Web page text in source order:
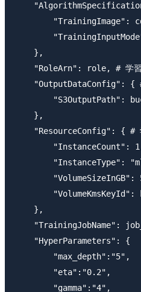
"TrainingImage":
    },
"RoleArn": role, # 学習
"OutputDataConfig": { #
"S3OutputPath":
    },
"ResourceConfig": { #
"InstanceCount":
"InstanceType":
"VolumeSizeInGB":
"VolumeKmsKeyId":
    },
"TrainingJobName":
    "HyperParameters": {
        "max_depth":"5",
        "eta":"0.2",
        "gamma":"4",